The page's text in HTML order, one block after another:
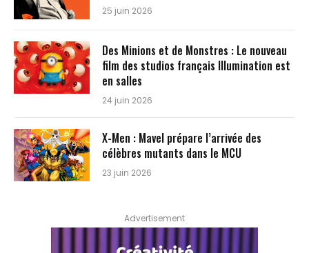
25 juin 2026
Des Minions et de Monstres : Le nouveau
film des studios français Illumination est
en salles
24 juin 2026
X-Men : Mavel prépare l’arrivée des
célèbres mutants dans le MCU
23 juin 2026
Advertisement